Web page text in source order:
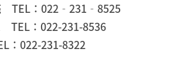
TEL：022‐231‐8525
TEL：022-231-8536
022-231-8322